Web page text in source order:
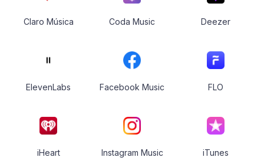
Claro Música Coda Music Deezer
ElevenLabs Facebook Music FLO
iHeart Instagram Music iTunes